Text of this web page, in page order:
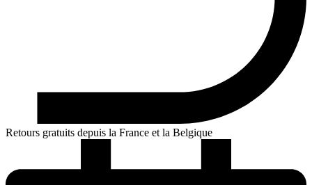
Retours gratuits depuis la France et la Belgique